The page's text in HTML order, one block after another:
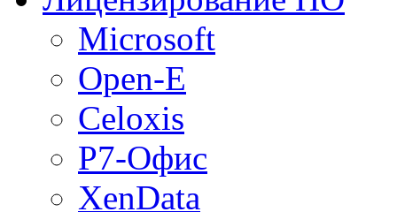
Microsoft
Open-E
Celoxis
Р7-Офис
XenData